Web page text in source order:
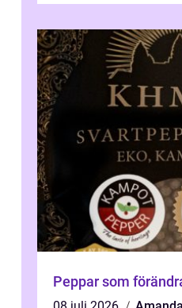
Peppar som